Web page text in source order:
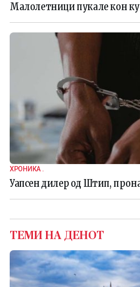
Малолетници пукале кон
ХРОНИКА .
Уапсен дилер од Штип,
ТЕМИ НА ДЕНОТ